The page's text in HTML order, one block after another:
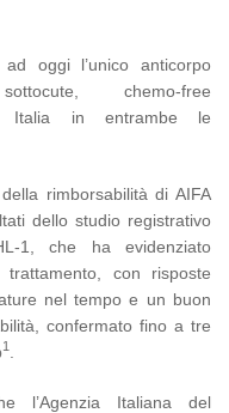
oggi l’unico anticorpo
chemo-free
Italia in entrambe le
della rimborsabilità di AIFA
dello studio registrativo
1, che ha evidenziato
trattamento, con risposte
nel tempo e un buon
confermato fino a tre
1
l’Agenzia Italiana del